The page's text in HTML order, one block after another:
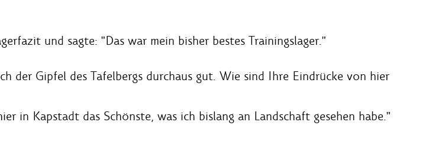
und sagte: "Das war mein bisher bestes Trainingslager."
der Gipfel des Tafelbergs durchaus gut. Wie sind Ihre Eindrücke von hier
in Kapstadt das Schönste, was ich bislang an Landschaft gesehen habe."